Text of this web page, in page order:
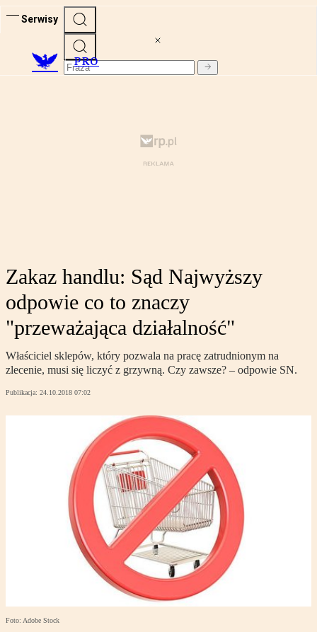
Serwisy
PRO
Zakaz handlu: Sąd Najwyższy
odpowie co to znaczy
"przeważająca działalność"
Właściciel sklepów, który pozwala na pracę zatrudnionym na
zlecenie, musi się liczyć z grzywną. Czy zawsze? – odpowie SN.
Publikacja: 24.10.2018 07:02
Foto: Adobe Stock